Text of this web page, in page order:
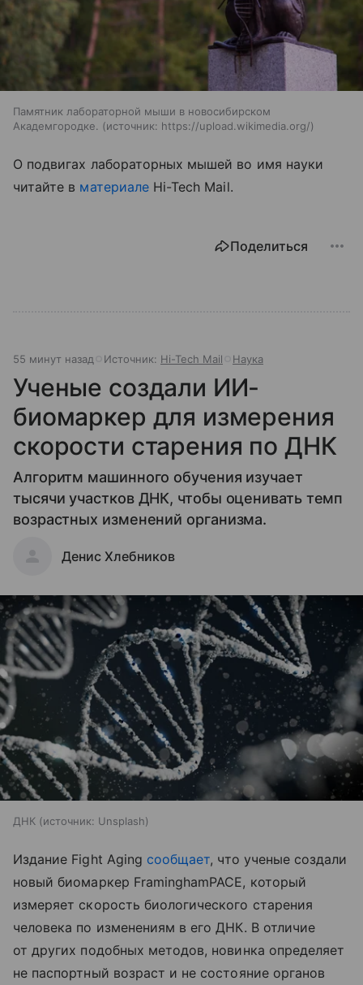
Памятник лабораторной мыши в новосибирском
Академгородке.
источник: https://upload.wikimedia.org/
О подвигах лабораторных мышей во имя науки
читайте в материале Hi-Tech Mail.
Поделиться
55 минут назад Источник: Hi-Tech Mail Наука
Ученые создали ИИ-
биомаркер для измерения
скорости старения по ДНК
Алгоритм машинного обучения изучает
тысячи участков ДНК, чтобы оценивать темп
возрастных изменений организма.
Денис Хлебников
ДНК источник: Unsplash
Издание Fight Aging сообщает, что ученые создали
новый биомаркер FraminghamPACE, который
измеряет скорость биологического старения
человека по изменениям в его ДНК. В отличие
от других подобных методов, новинка определяет
не паспортный возраст и не состояние органов